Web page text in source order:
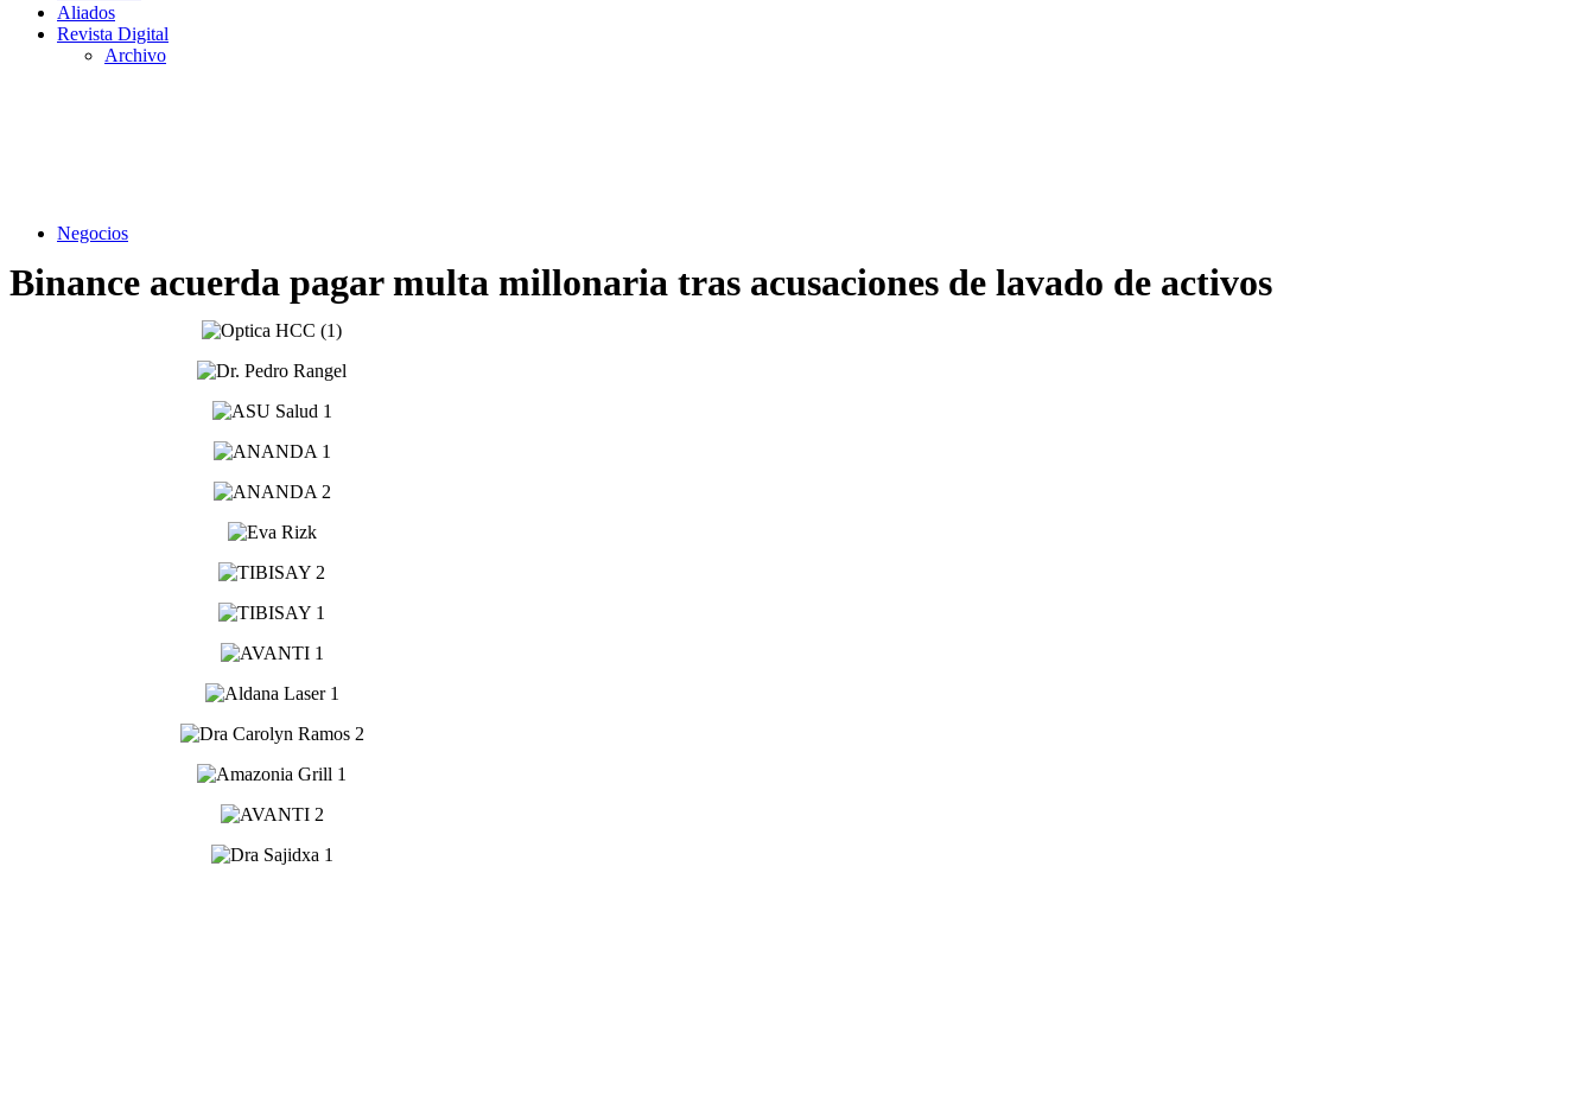
Aliados
Revista Digital
Archivo
Negocios
Binance acuerda pagar multa millonaria tras acusaciones de lavado de activos